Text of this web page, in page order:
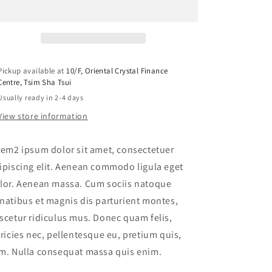
available at10/F, Oriental Crystal Finance
Tsim Sha Tsui
ready in 2-4 days
store information
ipsum dolor sit amet, consectetuer
elit. Aenean commodo ligula eget
Aenean massa. Cum sociis natoque
et magnis dis parturient montes,
ridiculus mus. Donec quam felis,
nec, pellentesque eu, pretium quis,
Nulla consequat massa quis enim.